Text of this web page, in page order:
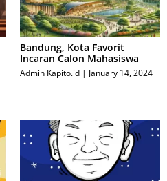
Bandung, Kota Favorit
Incaran Calon Mahasiswa
Admin Kapito.id January 14, 2024